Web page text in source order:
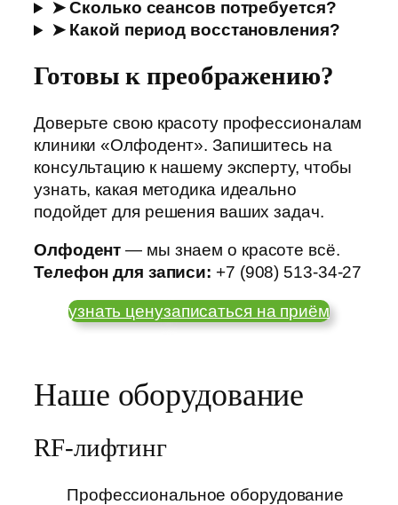
➤ Сколько сеансов потребуется?
➤ Какой период восстановления?
Готовы к преображению?
Доверьте свою красоту профессионалам
клиники «Олфодент». Запишитесь на
консультацию к нашему эксперту, чтобы
узнать, какая методика идеально
подойдет для решения ваших задач.
Олфодент — мы знаем о красоте всё.
Телефон для записи: +7 (908) 513-34-27
узнать ценузаписаться на приём
Наше оборудование
RF-лифтинг
Профессиональное оборудование